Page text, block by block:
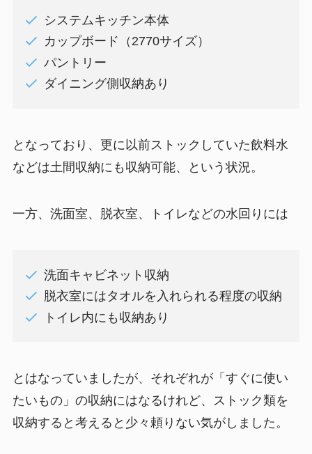
システムキッチン本体
カップボード（2770サイズ）
パントリー
ダイニング側収納あり
となっており、更に以前ストックしていた飲料水
などは土間収納にも収納可能、という状況。
一方、洗面室、脱衣室、トイレなどの水回りには
洗面キャビネット収納
脱衣室にはタオルを入れられる程度の収納
トイレ内にも収納あり
とはなっていましたが、それぞれが「すぐに使い
たいもの」の収納にはなるけれど、ストック類を
収納すると考えると少々頼りない気がしました。